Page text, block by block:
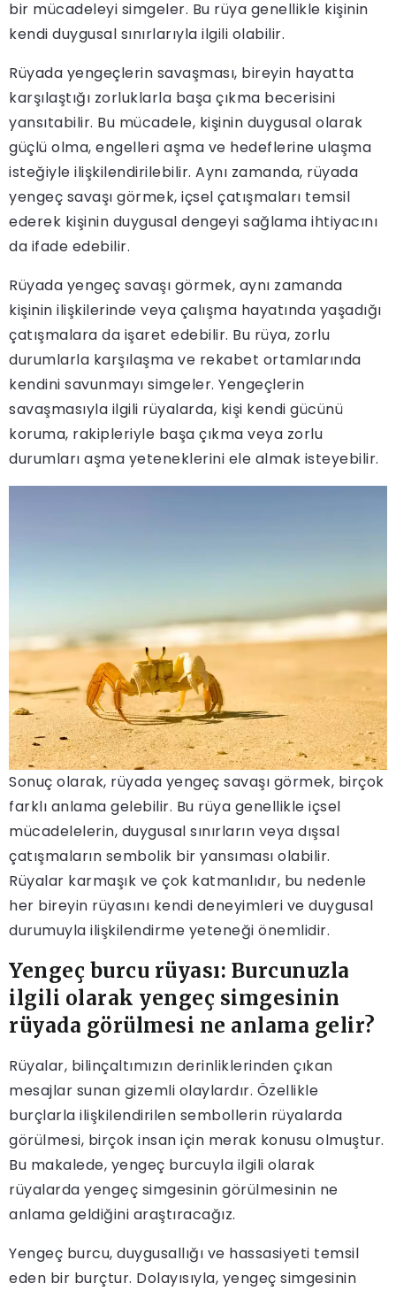
bir mücadeleyi simgeler. Bu rüya genellikle kişinin
kendi duygusal sınırlarıyla ilgili olabilir.
Rüyada yengeçlerin savaşması, bireyin hayatta
karşılaştığı zorluklarla başa çıkma becerisini
yansıtabilir. Bu mücadele, kişinin duygusal olarak
güçlü olma, engelleri aşma ve hedeflerine ulaşma
isteğiyle ilişkilendirilebilir. Aynı zamanda, rüyada
yengeç savaşı görmek, içsel çatışmaları temsil
ederek kişinin duygusal dengeyi sağlama ihtiyacını
da ifade edebilir.
Rüyada yengeç savaşı görmek, aynı zamanda
kişinin ilişkilerinde veya çalışma hayatında yaşadığı
çatışmalara da işaret edebilir. Bu rüya, zorlu
durumlarla karşılaşma ve rekabet ortamlarında
kendini savunmayı simgeler. Yengeçlerin
savaşmasıyla ilgili rüyalarda, kişi kendi gücünü
koruma, rakipleriyle başa çıkma veya zorlu
durumları aşma yeteneklerini ele almak isteyebilir.
Sonuç olarak, rüyada yengeç savaşı görmek, birçok
farklı anlama gelebilir. Bu rüya genellikle içsel
mücadelelerin, duygusal sınırların veya dışsal
çatışmaların sembolik bir yansıması olabilir.
Rüyalar karmaşık ve çok katmanlıdır, bu nedenle
her bireyin rüyasını kendi deneyimleri ve duygusal
durumuyla ilişkilendirme yeteneği önemlidir.
Yengeç burcu rüyası: Burcunuzla
ilgili olarak yengeç simgesinin
rüyada görülmesi ne anlama gelir?
Rüyalar, bilinçaltımızın derinliklerinden çıkan
mesajlar sunan gizemli olaylardır. Özellikle
burçlarla ilişkilendirilen sembollerin rüyalarda
görülmesi, birçok insan için merak konusu olmuştur.
Bu makalede, yengeç burcuyla ilgili olarak
rüyalarda yengeç simgesinin görülmesinin ne
anlama geldiğini araştıracağız.
Yengeç burcu, duygusallığı ve hassasiyeti temsil
eden bir burçtur. Dolayısıyla, yengeç simgesinin